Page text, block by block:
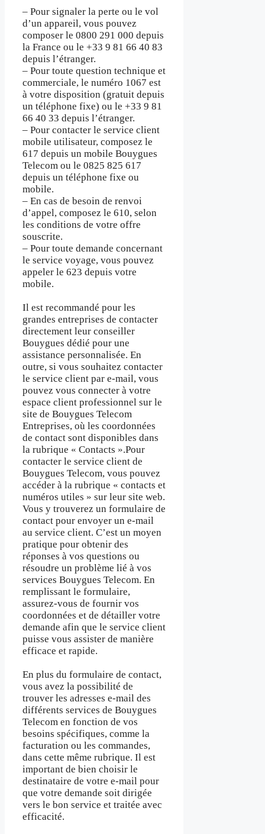
– Pour signaler la perte ou le vol
d’un appareil, vous pouvez
composer le 0800 291 000 depuis
la France ou le +33 9 81 66 40 83
depuis l’étranger.
– Pour toute question technique et
commerciale, le numéro 1067 est
à votre disposition (gratuit depuis
un téléphone fixe) ou le +33 9 81
66 40 33 depuis l’étranger.
– Pour contacter le service client
mobile utilisateur, composez le
617 depuis un mobile Bouygues
Telecom ou le 0825 825 617
depuis un téléphone fixe ou
mobile.
– En cas de besoin de renvoi
d’appel, composez le 610, selon
les conditions de votre offre
souscrite.
– Pour toute demande concernant
le service voyage, vous pouvez
appeler le 623 depuis votre
mobile.
Il est recommandé pour les
grandes entreprises de contacter
directement leur conseiller
Bouygues dédié pour une
assistance personnalisée. En
outre, si vous souhaitez contacter
le service client par e-mail, vous
pouvez vous connecter à votre
espace client professionnel sur le
site de Bouygues Telecom
Entreprises, où les coordonnées
de contact sont disponibles dans
la rubrique « Contacts ».Pour
contacter le service client de
Bouygues Telecom, vous pouvez
accéder à la rubrique « contacts et
numéros utiles » sur leur site web.
Vous y trouverez un formulaire de
contact pour envoyer un e-mail
au service client. C’est un moyen
pratique pour obtenir des
réponses à vos questions ou
résoudre un problème lié à vos
services Bouygues Telecom. En
remplissant le formulaire,
assurez-vous de fournir vos
coordonnées et de détailler votre
demande afin que le service client
puisse vous assister de manière
efficace et rapide.
En plus du formulaire de contact,
vous avez la possibilité de
trouver les adresses e-mail des
différents services de Bouygues
Telecom en fonction de vos
besoins spécifiques, comme la
facturation ou les commandes,
dans cette même rubrique. Il est
important de bien choisir le
destinataire de votre e-mail pour
que votre demande soit dirigée
vers le bon service et traitée avec
efficacité.